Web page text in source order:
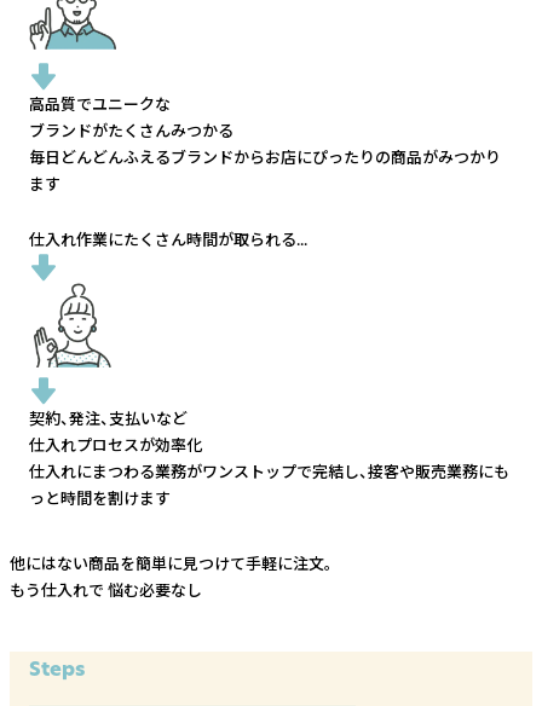
高品質でユニークな
ブランドがたくさんみつかる
毎日どんどんふえるブランドからお店にぴったりの商品がみつかり
ます
仕入れ作業にたくさん時間が取られる...
契約、発注、支払いなど
仕入れプロセスが効率化
仕入れにまつわる業務がワンストップで完結し、接客や販売業務にも
っと時間を割けます
他にはない商品を簡単に見つけて手軽に注文。
もう仕入れで 悩む必要なし
Steps